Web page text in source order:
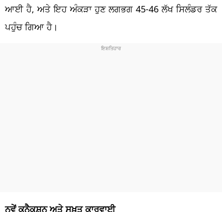
ਆਈ ਹੈ, ਅਤੇ ਇਹ ਅੰਕੜਾ ਹੁਣ ਲਗਭਗ 45-46 ਲੱਖ ਸਿਲੰਡਰ ਤੱਕ
ਪਹੁੰਚ ਗਿਆ ਹੈ।
ਨਵੇਂ ਕੁਨੈਕਸ਼ਨ ਅਤੇ ਸਖ਼ਤ ਕਾਰਵਾਈ